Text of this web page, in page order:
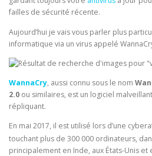
failles de sécurité récente.
Aujourd’hui je vais vous parler plus
informatique via un virus appelé
WannaCry, aussi connu sous le nom
2.0 ou similaires, est un logiciel
répliquant.
En mai 2017, il est utilisé lors d’une
touchant plus de 300 000 ordinateurs,
principalement en Inde, aux États-Unis et